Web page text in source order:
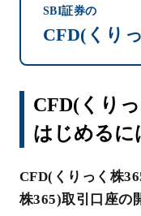
SBI証券の
CFD(くり
CFD(くり
はじめるに
CFD(くりっく株
株365)取引口座の